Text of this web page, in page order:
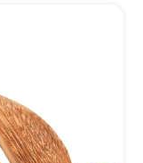
e respeitar
apenas para fins
a